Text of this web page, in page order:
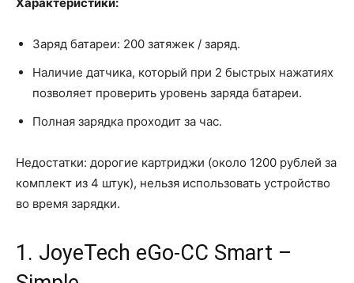
Характеристики:
Заряд батареи: 200 затяжек / заряд.
Наличие датчика, который при 2 быстрых нажатиях
позволяет проверить уровень заряда батареи.
Полная зарядка проходит за час.
Недостатки: дорогие картриджи (около 1200 рублей за
комплект из 4 штук), нельзя использовать устройство
во время зарядки.
1. JoyeTech eGo-CC Smart –